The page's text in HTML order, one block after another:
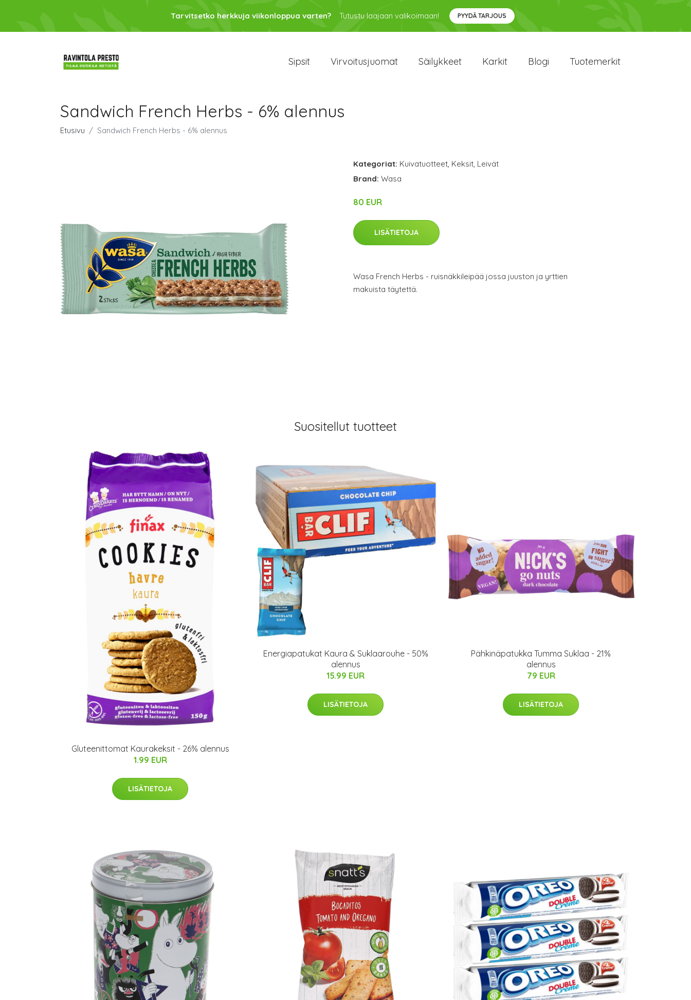
Tarvitsetko herkkuja viikonloppua varten? Tutustu laajaan valikoimaan! PYYDÄ TARJOUS
Sipsit Virvoitusjuomat Säilykkeet Karkit Blogi Tuotemerkit
Sandwich French Herbs - 6% alennus
Etusivu Sandwich French Herbs - 6% alennus
Kategoriat: Kuivatuotteet, Keksit, Leivät
Brand: Wasa
80 EUR
LISÄTIETOJA
Wasa French Herbs - ruisnäkkileipää jossa juuston ja yrttien
makuista täytettä.
Suositellut tuotteet
Gluteenittomat Kaurakeksit - 26% alennus
1.99 EUR
LISÄTIETOJA
Energiapatukat Kaura & Suklaarouhe - 50%
alennus
15.99 EUR
LISÄTIETOJA
Pähkinäpatukka Tumma Suklaa - 21%
alennus
79 EUR
LISÄTIETOJA